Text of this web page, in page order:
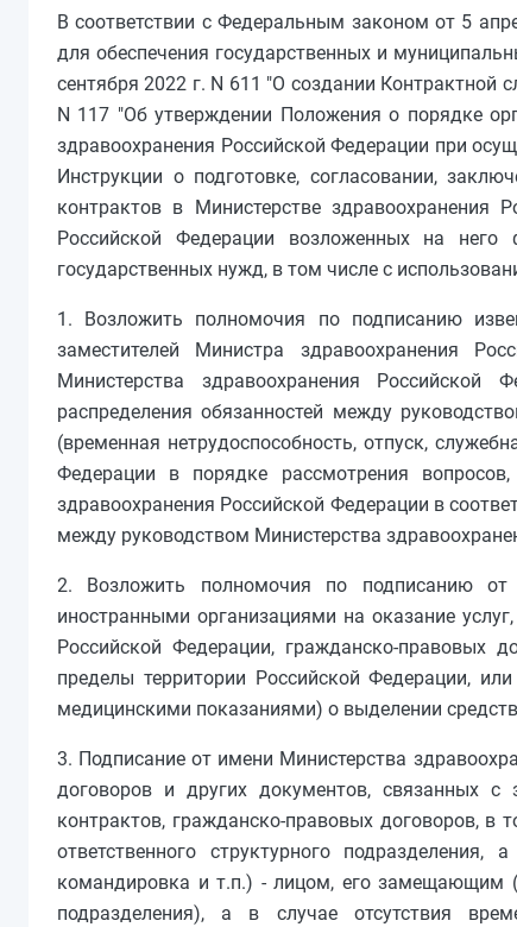
В соответствии с Федеральным законом от 5
для обеспечения государственных и
сентября 2022 г. N 611 "О создании Контрактной
N 117 "Об утверждении Положения о порядке
здравоохранения Российской Федерации при
Инструкции о подготовке, согласовании,
контрактов в Министерстве здравоохранения
Российской Федерации возложенных на него
государственных нужд, в том числе с
1. Возложить полномочия по подписанию
заместителей Министра здравоохранения
Министерства здравоохранения
распределения обязанностей между
(временная нетрудоспособность, отпуск,
Федерации в порядке рассмотрения
здравоохранения Российской Федерации в
между руководством Министерства
2. Возложить полномочия по подписанию от
иностранными организациями на оказание
Российской Федерации, гражданско-правовых
пределы территории Российской Федерации,
медицинскими показаниями) о выделении
3. Подписание от имени Министерства
договоров и других документов, связанных с
контрактов, гражданско-правовых договоров, в
ответственного структурного
командировка и т.п.) - лицом, его замещающим
подразделения), а в случае отсутствия